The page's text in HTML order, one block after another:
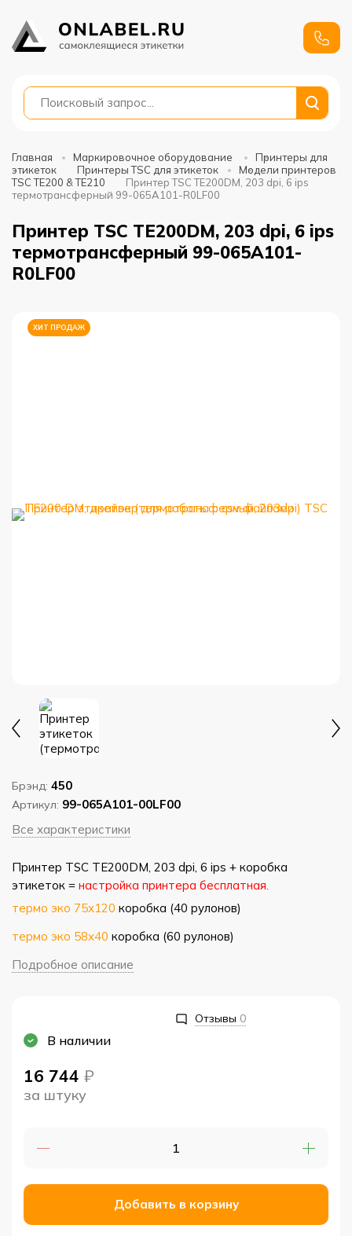
+7
991
Главная Маркировочное оборудование
Принтеры для
этикеток
Принтеры TSC для этикеток
Модели принтеров
TSC TE200 & TE210
Принтер TSC TE200DM, 203 dpi, 6 ips
термотрансферный 99-065A101-R0LF00
Принтер TSC TE200DM, 203 dpi, 6 ips
термотрансферный 99-065A101-
R0LF00
ХИТ ПРОДАЖ
Брэнд: 450
Артикул: 99-065A101-00LF00
Все характеристики
Принтер TSC TE200DM, 203 dpi, 6 ips + коробка
этикеток = настройка принтера бесплатная.
термо эко 75х120 коробка (40 рулонов)
термо эко 58х40 коробка (60 рулонов)
Подробное описание
Отзывы 0
В наличии
16 744 ₽
за штуку
Добавить в корзину